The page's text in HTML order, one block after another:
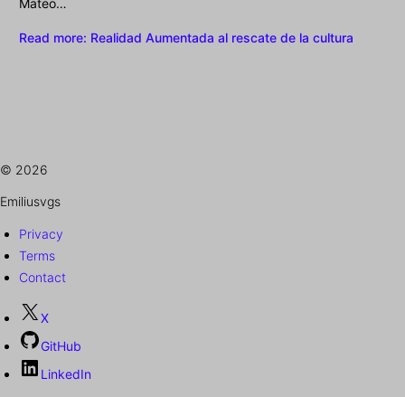
Mateo…
Read more: Realidad Aumentada al rescate de la cultura
© 2026
Emiliusvgs
Privacy
Terms
Contact
X
GitHub
LinkedIn